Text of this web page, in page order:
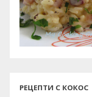
РЕЦЕПТИ С КОКОС